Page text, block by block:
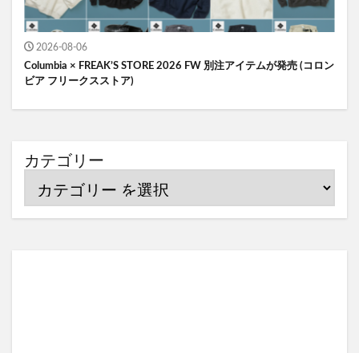
2026-08-06
Columbia × FREAK’S STORE 2026 FW 別注アイテムが発売 (コロン
ビア フリークスストア)
カテゴリー